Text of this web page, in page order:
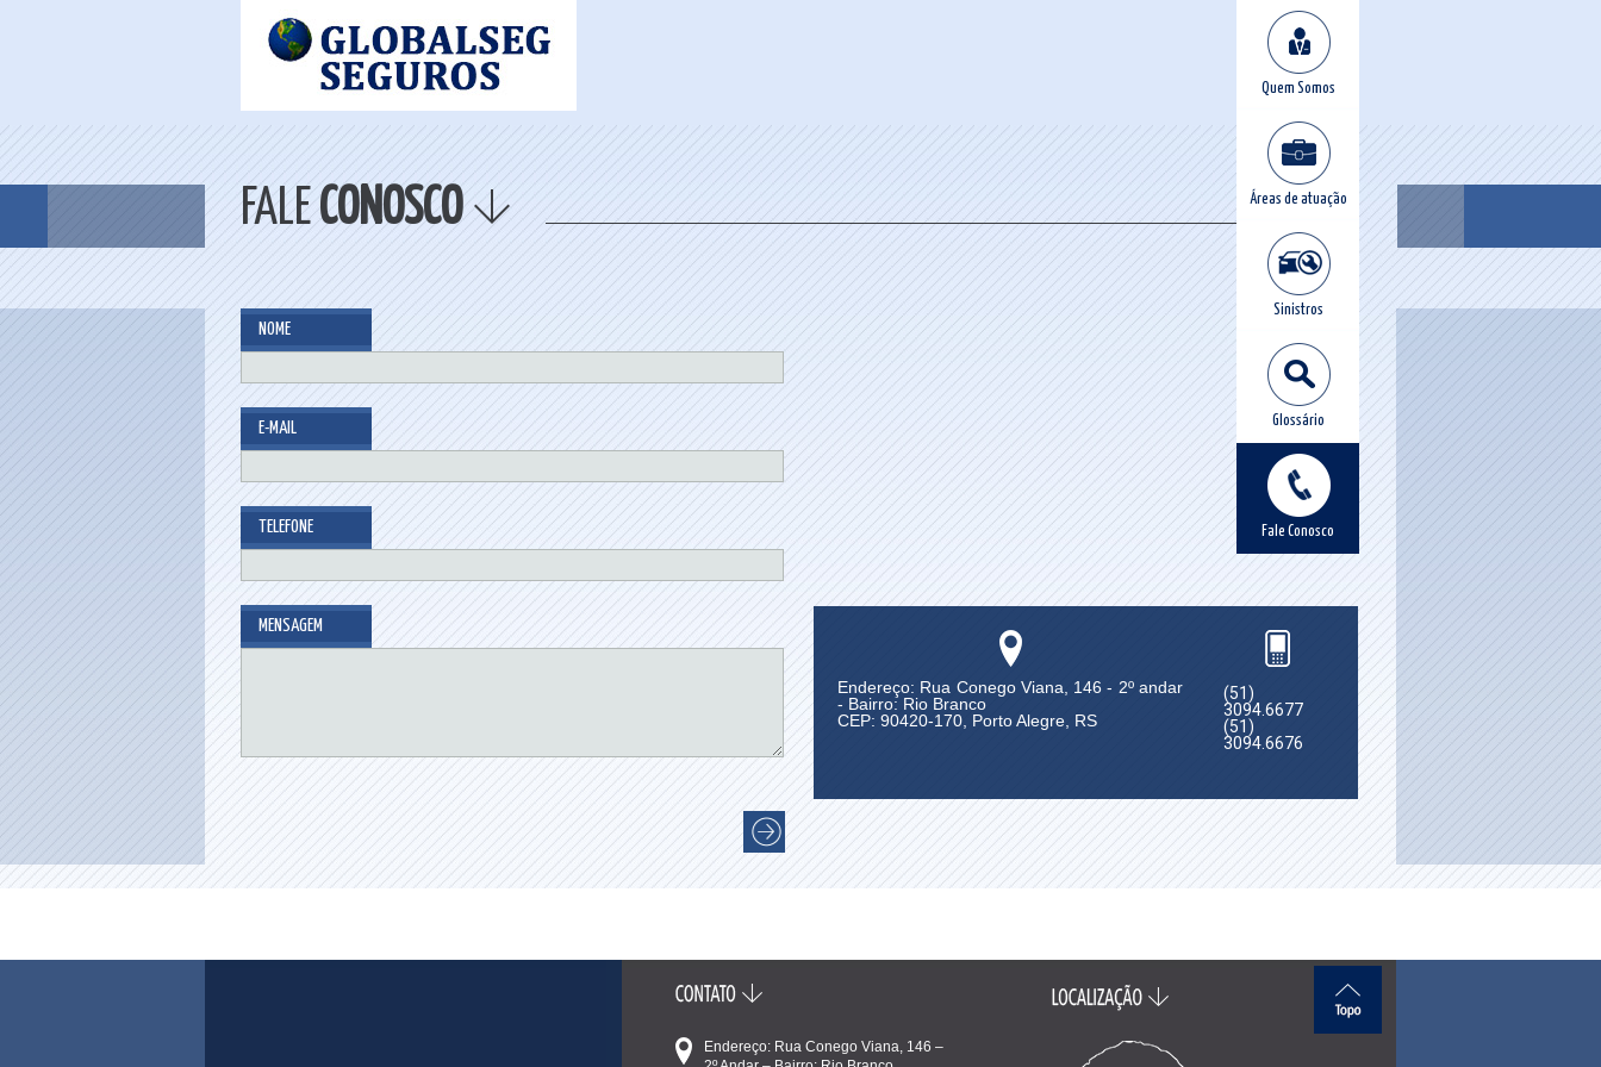
Quem Somos
Áreas de atuação
Sinistros
Glossário
Fale Conosco
FALECONOSCO
NOME
E-MAIL
TELEFONE
MENSAGEM
Endereço: Rua Conego Viana, 146 - 2º andar
- Bairro: Rio Branco
CEP: 90420-170, Porto Alegre, RS
(51)
3094.6677
(51)
3094.6676
Endereço: Rua Conego Viana, 146 –